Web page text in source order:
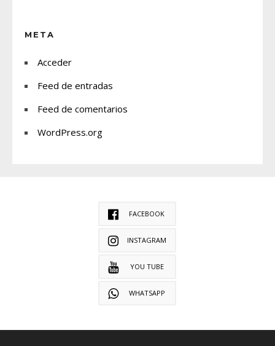
META
Acceder
Feed de entradas
Feed de comentarios
WordPress.org
FACEBOOK
INSTAGRAM
YOU TUBE
WHATSAPP